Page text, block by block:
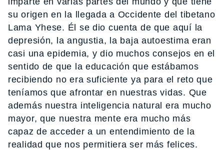
su origen en la llegada a Occidente del tibetano
Lama Yhese. Él se dio cuenta de que aquí la
depresión, la angustia, la baja autoestima eran
casi una epidemia, y dio muchos consejos en el
sentido de que la educación que estábamos
recibiendo no era suficiente ya para el reto que
teníamos que afrontar en nuestras vidas. Que
además nuestra inteligencia natural era mucho
mayor, que nuestra mente era mucho más
capaz de acceder a un entendimiento de la
realidad que nos permitiera ser más felices.